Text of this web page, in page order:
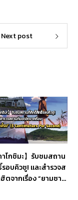
Next post
าโกชิมะ】รับชมสถาน
อบคิวชู! และสำรวจส
จากเรื่อง “ยามซากุ